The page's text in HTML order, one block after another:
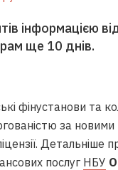
інформацією
ще 10 днів.
фінустанови та
за
Детальніше
послуг НБУ